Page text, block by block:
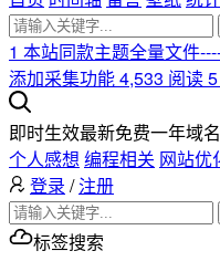
1 本站同款主题全量文件
添加采集功能4,533 阅读5
即时生效最新免费一年
个人感想 编程相关 网站优
登录 /注册
标签搜索